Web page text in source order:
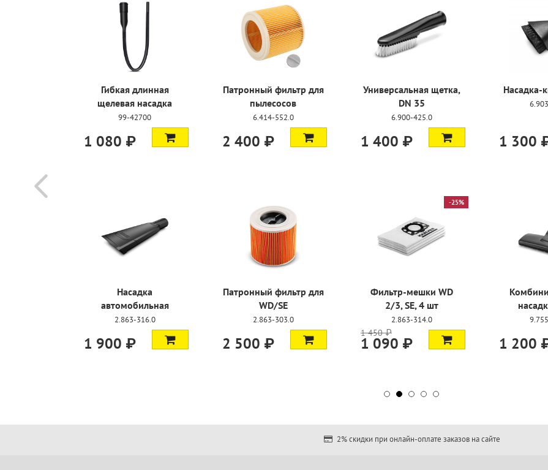
Универсальная щетка,
DN 35
1 400 ₽
Насадка-кисть, DN 35
1 300 ₽
Комплект для
электроинструмента
2 900 ₽
2 170 ₽
Шланг всасывающий
пылесосов А,WD
5 300 ₽
Фильтр-мешки WD
2/3, SE, 4 шт
1 090 ₽
Комбинированная
1 200 ₽
Насадка для уборки
пола, DN 35
1 350 ₽
Насадка для уборки
2 990 ₽
2 390 ₽
2% скидки при онлайн-оплате заказов на сайте